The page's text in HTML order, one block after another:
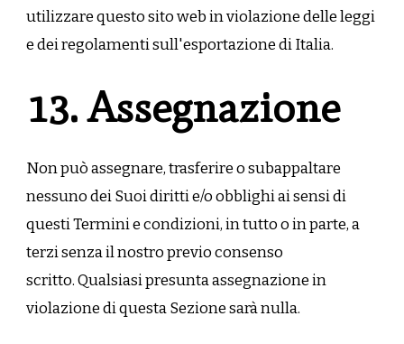
utilizzare questo sito web in violazione delle leggi
e dei regolamenti sull'esportazione di Italia.
13. Assegnazione
Non può assegnare, trasferire o subappaltare
nessuno dei Suoi diritti e/o obblighi ai sensi di
questi Termini e condizioni, in tutto o in parte, a
terzi senza il nostro previo consenso
scritto. Qualsiasi presunta assegnazione in
violazione di questa Sezione sarà nulla.